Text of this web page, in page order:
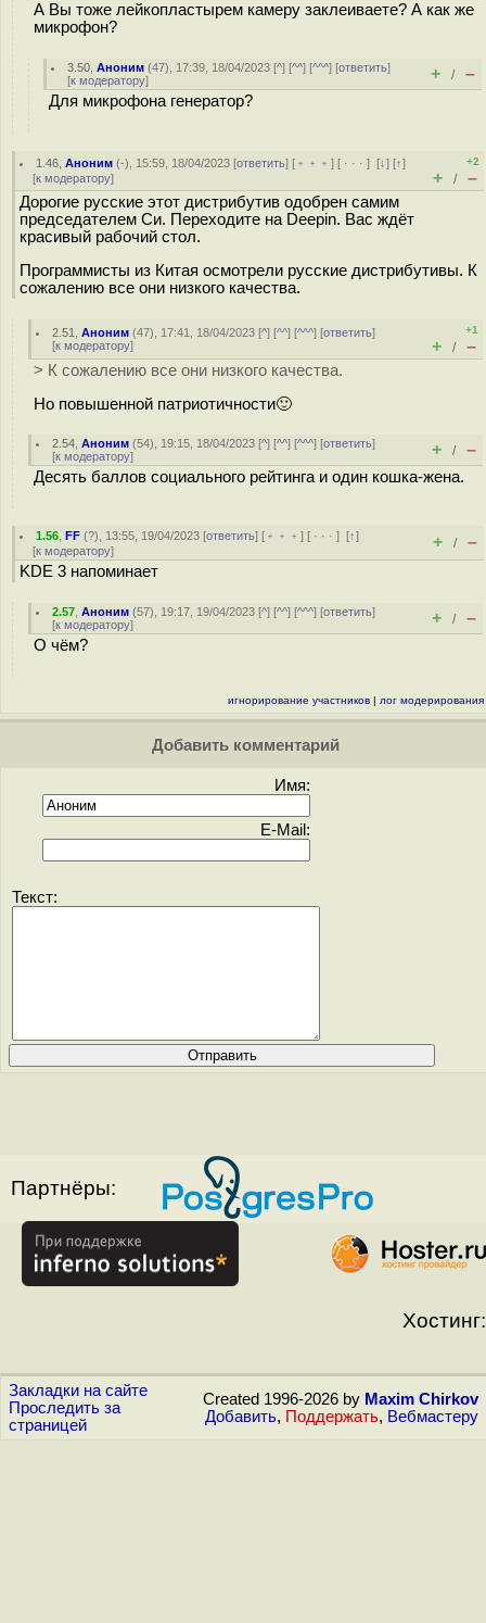
А Вы тоже лейкопластырем камеру заклеиваете? А как же
микрофон?
3.50 ,Аноним (47), 17:39, 18/04/2023 [^] [^^] [^^^] [ответить]
[к модератору] + / –
Для микрофона генератор?
1.46 ,Аноним (-), 15:59, 18/04/2023 [ответить] [ ﹢﹢﹢] [ · · ·][↓] [↑]
[к модератору]
+2
+ / –
Дорогие русские этот дистрибутив одобрен самим
председателем Си. Переходите на Deepin. Вас ждёт
красивый рабочий стол.
Программисты из Китая осмотрели русские дистрибутивы. К
сожалению все они низкого качества.
2.51 ,Аноним (47), 17:41, 18/04/2023 [^] [^^] [^^^] [ответить]
[к модератору]
+1
+ / –
> К сожалению все они низкого качества.
Но повышенной патриотичности🙂
2.54 ,Аноним (54), 19:15, 18/04/2023 [^] [^^] [^^^] [ответить]
[к модератору] + / –
Десять баллов социального рейтинга и один кошка-жена.
1.56 ,FF (?), 13:55, 19/04/2023 [ответить] [ ﹢﹢﹢] [ · · ·][↑]
[к модератору] + / –
KDE 3 напоминает
2.57 ,Аноним (57), 19:17, 19/04/2023 [^] [^^] [^^^] [ответить]
[к модератору] + / –
О чём?
игнорирование участников | лог модерирования
Добавить комментарий
Имя:
E-Mail:
Текст:
Партнёры:
Хостинг:
Закладки на сайте
Проследить за
страницей
Created 1996-2026 by Maxim Chirkov
Добавить, Поддержать, Вебмастеру